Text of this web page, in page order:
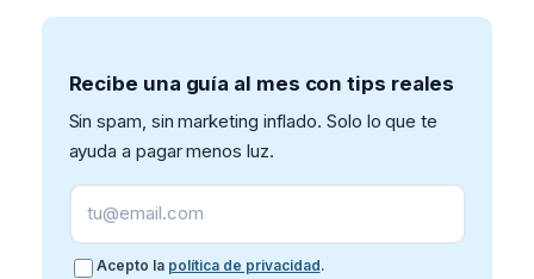
Recibe una guía al mes con tips reales
Sin spam, sin marketing inflado. Solo lo que te
ayuda a pagar menos luz.
Acepto la política de privacidad.